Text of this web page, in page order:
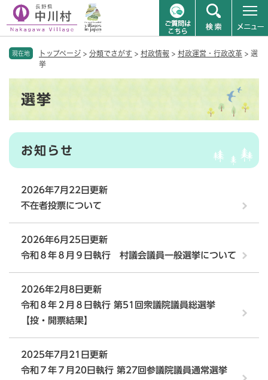
現在地 トップページ > 分類でさがす > 村政情報 > 村政運営・行政改革 > 選
挙
選挙
お知らせ
2026年7月22日更新
不在者投票について
2026年6月25日更新
令和８年８月９日執行 村議会議員一般選挙について
2026年2月8日更新
令和８年２月８日執行 第51回衆議院議員総選挙
【投・開票結果】
2025年7月21日更新
令和７年７月20日執行 第27回参議院議員通常選挙